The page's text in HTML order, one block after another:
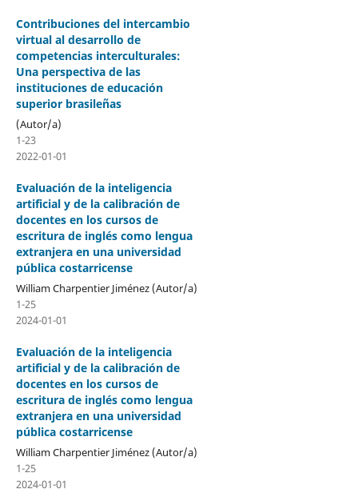
Contribuciones del intercambio
virtual al desarrollo de
competencias interculturales:
Una perspectiva de las
instituciones de educación
superior brasileñas
(Autor/a)
1-23
2022-01-01
Evaluación de la inteligencia
artificial y de la calibración de
docentes en los cursos de
escritura de inglés como lengua
extranjera en una universidad
pública costarricense
William Charpentier Jiménez (Autor/a)
1-25
2024-01-01
Evaluación de la inteligencia
artificial y de la calibración de
docentes en los cursos de
escritura de inglés como lengua
extranjera en una universidad
pública costarricense
William Charpentier Jiménez (Autor/a)
1-25
2024-01-01